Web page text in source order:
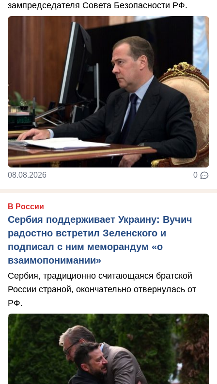
зампредседателя Совета Безопасности РФ.
08.08.2026 0
В России
Сербия поддерживает Украину: Вучич
радостно встретил Зеленского и
подписал с ним меморандум «о
взаимопонимании»
Сербия, традиционно считающаяся братской
России страной, окончательно отвернулась от
РФ.